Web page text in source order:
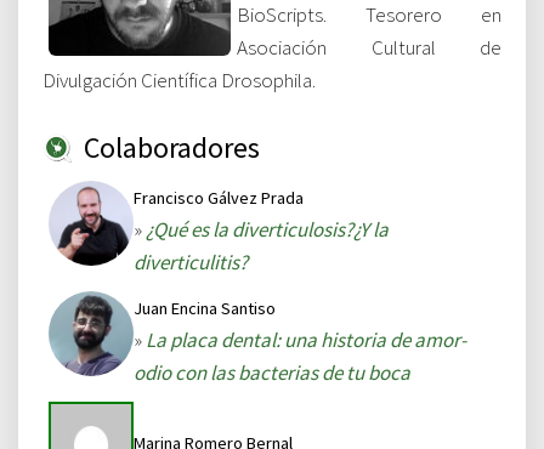
BioScripts. Tesorero en
Asociación Cultural de
Divulgación Científica Drosophila.
Colaboradores
Francisco Gálvez Prada
»¿Qué es la diverticulosis?¿Y la
diverticulitis?
Juan Encina Santiso
»La placa dental: una historia de amor-
odio con las bacterias de tu boca
Marina Romero Bernal